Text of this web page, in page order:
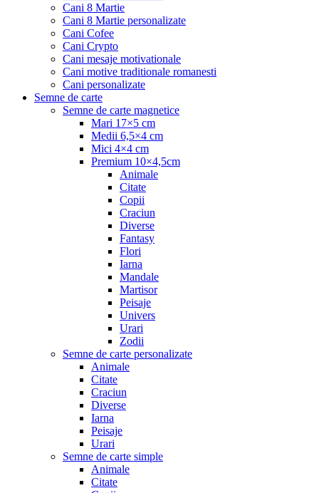
Cani 8 Martie
Cani 8 Martie personalizate
Cani Cofee
Cani Crypto
Cani mesaje motivationale
Cani motive traditionale romanesti
Cani personalizate
Semne de carte
Semne de carte magnetice
Mari 17×5 cm
Medii 6,5×4 cm
Mici 4×4 cm
Premium 10×4,5cm
Animale
Citate
Copii
Craciun
Diverse
Fantasy
Flori
Iarna
Mandale
Martisor
Peisaje
Univers
Urari
Zodii
Semne de carte personalizate
Animale
Citate
Craciun
Diverse
Iarna
Peisaje
Urari
Semne de carte simple
Animale
Citate